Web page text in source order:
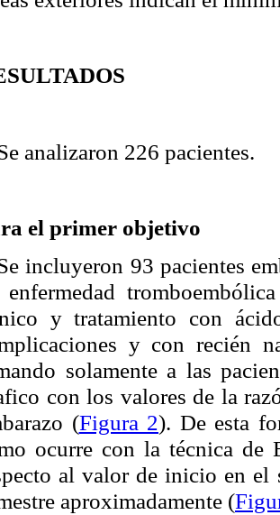
analizaron 226 pacientes.
el primer objetivo
incluyeron 93 pacientes
enfermedad
y tratamiento con
y con recién
solamente a las
con los valores de la
(Figura 2). De esta
ocurre con la técnica de
al valor de inicio en el
aproximadamente (